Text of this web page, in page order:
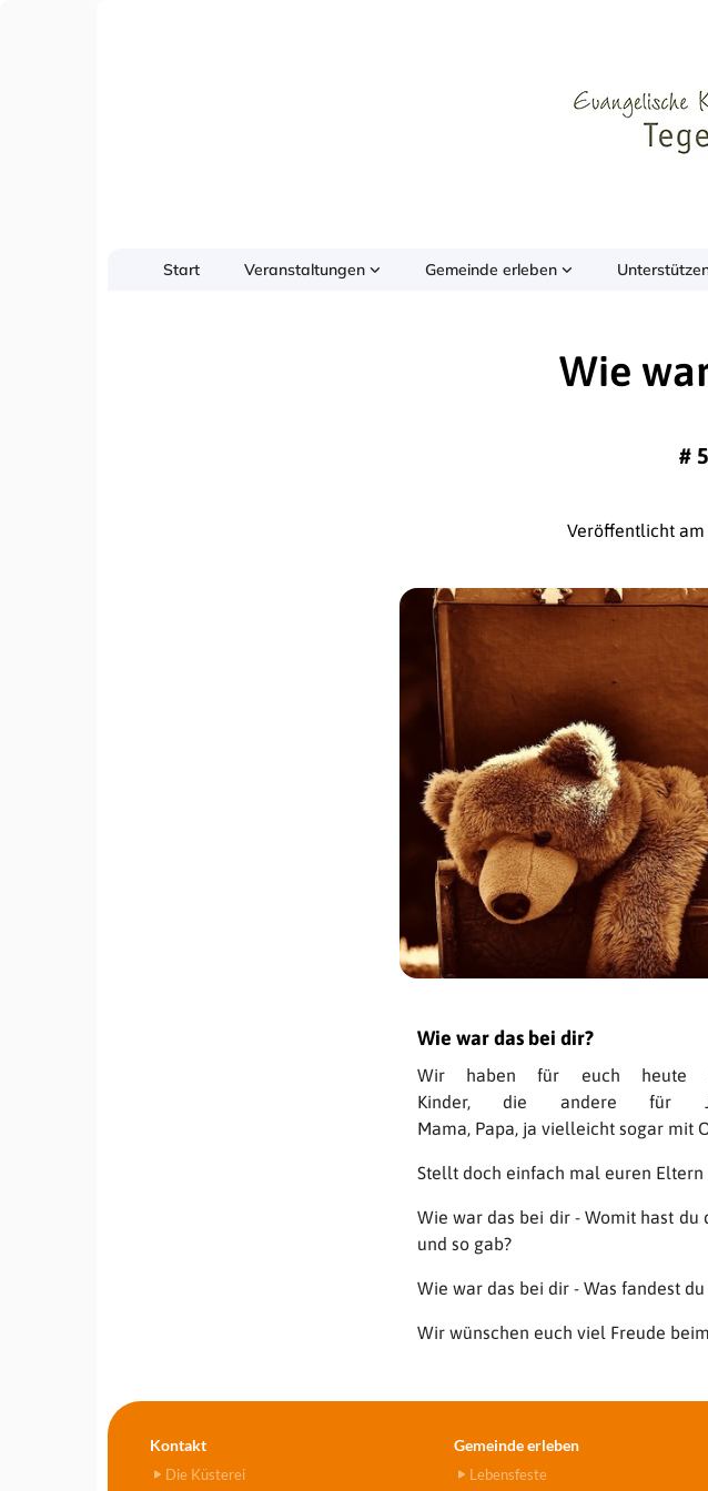
Start Veranstaltungen Gemeinde erleben
Wie
#
Veröffentlicht am
Wie war das bei dir?
Wir haben für euch heute
Kinder, die andere für
Mama, Papa, ja vielleicht sogar mit
Stellt doch einfach mal euren
Wie war das bei dir - Womit hast
und so gab?
Wie war das bei dir - Was fandest
Wir wünschen euch viel Freude
Kontakt
Die Küsterei
Gemeinde erleben
Lebensfeste